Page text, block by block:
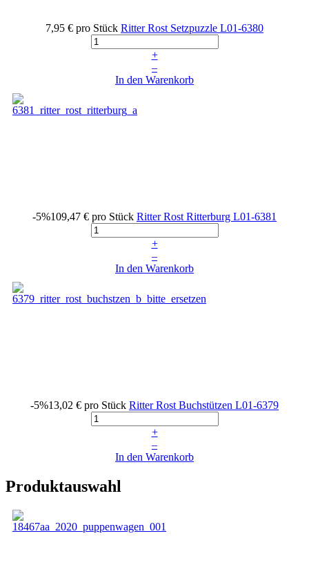
7,95 € pro Stück Ritter Rost Setzpuzzle L01-6380
+
–
In den Warenkorb
-5%109,47 € pro Stück Ritter Rost Ritterburg L01-6381
+
–
In den Warenkorb
-5%13,02 € pro Stück Ritter Rost Buchstützen L01-6379
+
–
In den Warenkorb
Produktauswahl